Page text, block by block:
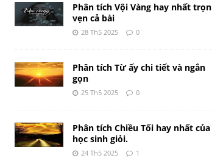
Phân tích Vội Vàng hay nhất trọn
vẹn cả bài
28 Th5 2025 0
Phân tích Từ ấy chi tiết và ngắn
gọn
25 Th5 2025 0
Phân tích Chiều Tối hay nhất của
học sinh giỏi.
24 Th5 2025 1